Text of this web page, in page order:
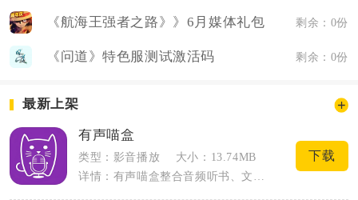
《航海王强者之路》》6月媒体礼包 剩余：0份
《问道》特色服测试激活码 剩余：0份
最新上架
有声喵盒
类型：影音播放
大小：13.74MB
详情：有声喵盒整合音频听书、文稿画本、AI文字转语音两类核心板块，兼顾日常音频休闲...
下载